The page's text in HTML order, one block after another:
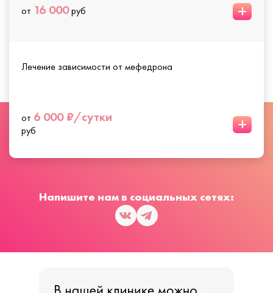
от 16 000руб +
Лечение зависимости от мефедрона
от 6 000 ₽/сутки
руб +
Напишите нам в социальных сетях: